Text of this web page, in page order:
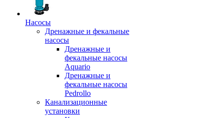
Насосы
Дренажные и фекальные
насосы
Дренажные и
фекальные насосы
Aquario
Дренажные и
фекальные насосы
Pedrollo
Канализационные
установки